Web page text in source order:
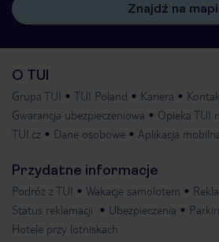
Znajdź na
O TUI
Grupa TUI TUI Poland Kariera
Gwarancja ubezpieczeniowa
Opieka TUI
TUI.cz
Dane osobowe Aplikacja
Przydatne informacje
Podróż z TUI Wakacje samolotem
Status reklamacji
Ubezpieczenia
Hotele przy lotniskach